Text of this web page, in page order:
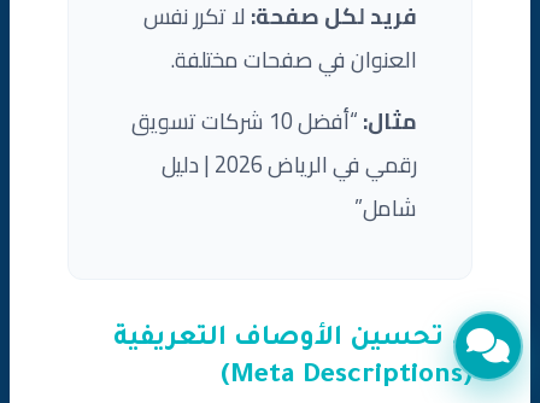
فريد لكل صفحة: لا تكرر نفس
العنوان في صفحات مختلفة.
مثال:
“أفضل 10 شركات تسويق
رقمي في الرياض 2026 | دليل
شامل”
2. تحسين الأوصاف التعريفية
(Meta Descriptions)